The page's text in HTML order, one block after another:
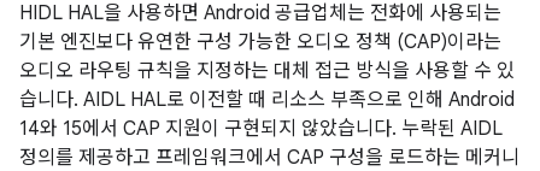
HIDL HAL을 사용하면 Android 공급업체는 전화에 사용되는
기본 엔진보다 유연한 구성 가능한 오디오 정책 (CAP)이라는
오디오 라우팅 규칙을 지정하는 대체 접근 방식을 사용할 수 있
습니다. AIDL HAL로 이전할 때 리소스 부족으로 인해 Android
14와 15에서 CAP 지원이 구현되지 않았습니다. 누락된 AIDL
정의를 제공하고 프레임워크에서 CAP 구성을 로드하는 메커니